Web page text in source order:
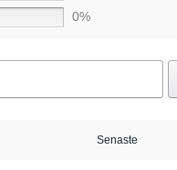
0%